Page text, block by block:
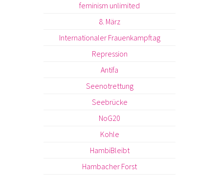
feminism unlimited
8. März
Internationaler Frauenkampftag
Repression
Antifa
Seenotrettung
Seebrücke
NoG20
Kohle
HambiBleibt
Hambacher Forst